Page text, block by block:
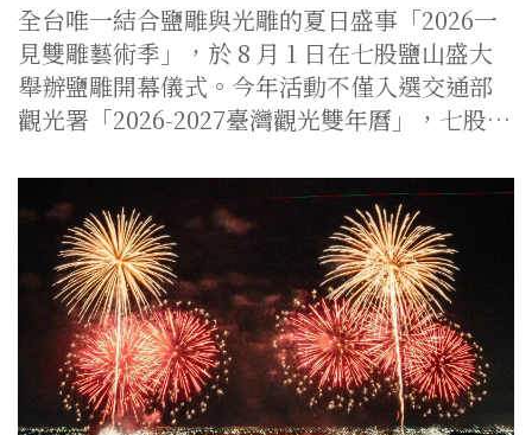
全台唯一結合鹽雕與光雕的夏日盛事「2026一
見雙雕藝術季」，於 8 月 1 日在七股鹽山盛大
舉辦鹽雕開幕儀式。今年活動不僅入選交通部
觀光署「2026-2027臺灣觀光雙年曆」，七股…